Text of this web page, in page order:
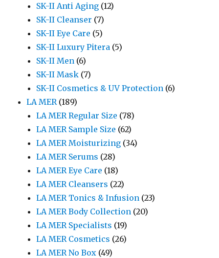
SK-II Anti Aging (12)
SK-II Cleanser (7)
SK-II Eye Care (5)
SK-II Luxury Pitera (5)
SK-II Men (6)
SK-II Mask (7)
SK-II Cosmetics & UV Protection (6)
LA MER (189)
LA MER Regular Size (78)
LA MER Sample Size (62)
LA MER Moisturizing (34)
LA MER Serums (28)
LA MER Eye Care (18)
LA MER Cleansers (22)
LA MER Tonics & Infusion (23)
LA MER Body Collection (20)
LA MER Specialists (19)
LA MER Cosmetics (26)
LA MER No Box (49)